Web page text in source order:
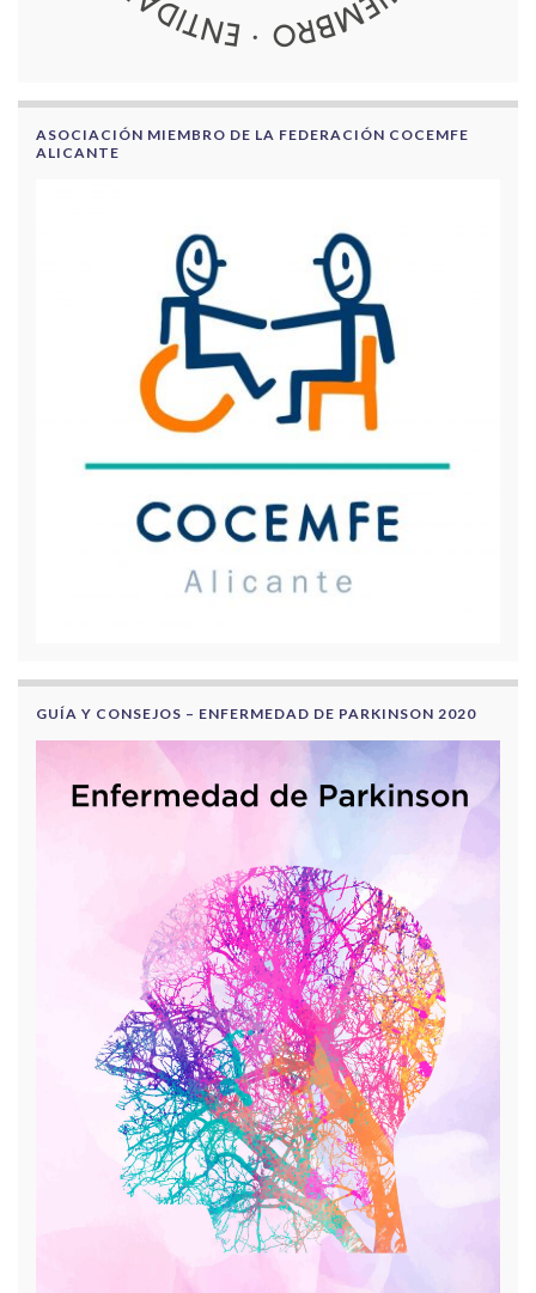
ASOCIACIÓN MIEMBRO DE LA FEDERACIÓN COCEMFE
ALICANTE
GUÍA Y CONSEJOS – ENFERMEDAD DE PARKINSON 2020